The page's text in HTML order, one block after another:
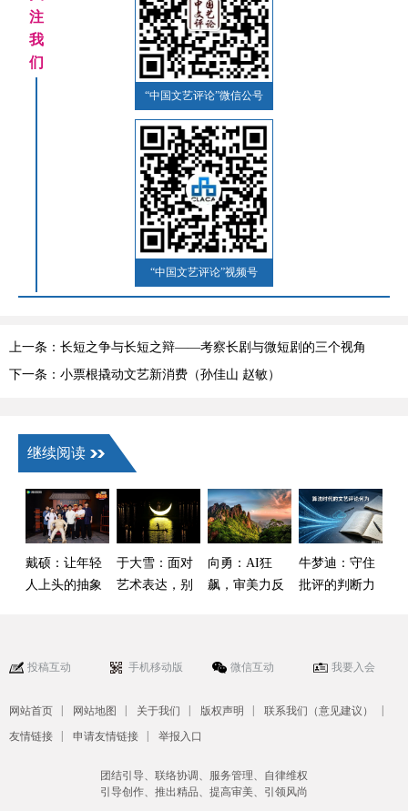
注
我
们
“中国文艺评论”微信公号
“中国文艺评论”视频号
上一条：长短之争与长短之辩——考察长剧与微短剧的三个视角
下一条：小票根撬动文艺新消费（孙佳山 赵敏）
继续阅读
戴硕：让年轻
人上头的抽象
于大雪：面对
艺术表达，别
向勇：AI狂
飙，审美力反
牛梦迪：守住
批评的判断力
投稿互动 手机移动版 微信互动 我要入会
网站首页 | 网站地图 | 关于我们 | 版权声明 | 联系我们（意见建议） |
友情链接 | 申请友情链接 | 举报入口
团结引导、联络协调、服务管理、自律维权
引导创作、推出精品、提高审美、引领风尚